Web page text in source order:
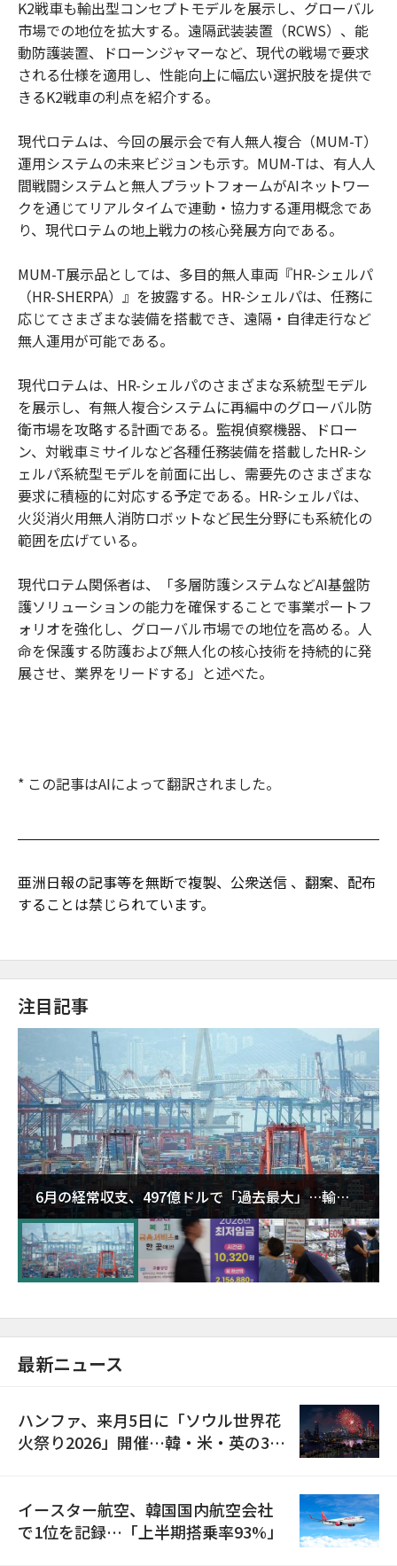
K2戦車も輸出型コンセプトモデルを展示し、グローバル
市場での地位を拡大する。遠隔武装装置（RCWS）、能
動防護装置、ドローンジャマーなど、現代の戦場で要求
される仕様を適用し、性能向上に幅広い選択肢を提供で
きるK2戦車の利点を紹介する。
現代ロテムは、今回の展示会で有人無人複合（MUM-T）
運用システムの未来ビジョンも示す。MUM-Tは、有人人
間戦闘システムと無人プラットフォームがAIネットワー
クを通じてリアルタイムで連動・協力する運用概念であ
り、現代ロテムの地上戦力の核心発展方向である。
MUM-T展示品としては、多目的無人車両『HR-シェルパ
（HR-SHERPA）』を披露する。HR-シェルパは、任務に
応じてさまざまな装備を搭載でき、遠隔・自律走行など
無人運用が可能である。
現代ロテムは、HR-シェルパのさまざまな系統型モデル
を展示し、有無人複合システムに再編中のグローバル防
衛市場を攻略する計画である。監視偵察機器、ドロー
ン、対戦車ミサイルなど各種任務装備を搭載したHR-シ
ェルパ系統型モデルを前面に出し、需要先のさまざまな
要求に積極的に対応する予定である。HR-シェルパは、
火災消火用無人消防ロボットなど民生分野にも系統化の
範囲を広げている。
現代ロテム関係者は、「多層防護システムなどAI基盤防
護ソリューションの能力を確保することで事業ポートフ
ォリオを強化し、グローバル市場での地位を高める。人
命を保護する防護および無人化の核心技術を持続的に発
展させ、業界をリードする」と述べた。
* この記事はAIによって翻訳されました。
亜洲日報の記事等を無断で複製、公衆送信 、翻案、配布
することは禁じられています。
注目記事
6月の経常収支、497億ドルで「過去最大」…輸出
が初の1000億ドル突破
最新ニュース
ハンファ、来月5日に「ソウル世界花
火祭り2026」開催…韓・米・英の3カ
イースター航空、韓国国内航空会社
で1位を記録…「上半期搭乗率93%」